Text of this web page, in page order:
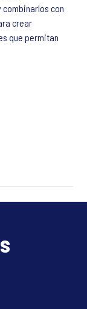
con
crear
que permitan